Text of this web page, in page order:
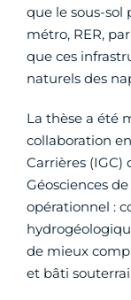
que le sous-
métro, RER,
que ces
naturels des
La thèse a été
collaboration
Carrières (IGC)
Géosciences
opérationnel :
de mieux
et bâti